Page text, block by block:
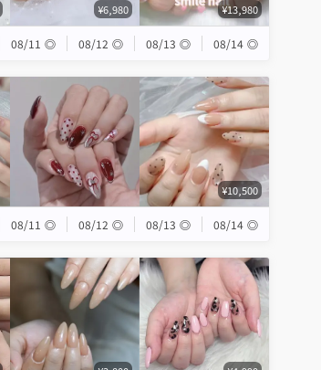
¥6,980 ¥13,980
08/11 ◎ 08/12 ◎ 08/13 ◎ 08/14 ◎
¥10,500
08/11 ◎ 08/12 ◎ 08/13 ◎ 08/14 ◎